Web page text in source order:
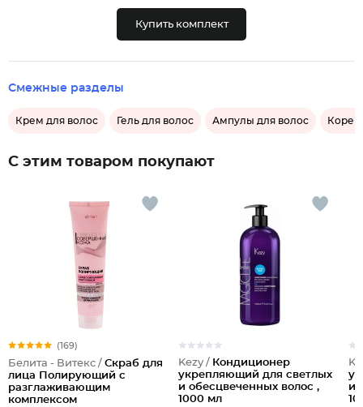
Купить комплект
Смежные разделы
Крем для волос Гель для волос Ампулы для волос
С этим товаром покупают
(169)
Белита - Витекс / Скраб для
лица Полирующий c
разглаживающим
комплексом
Kezy / Кондиционер
укрепляющий для светлых
и обесцвеченных волос ,
1000 мл
и